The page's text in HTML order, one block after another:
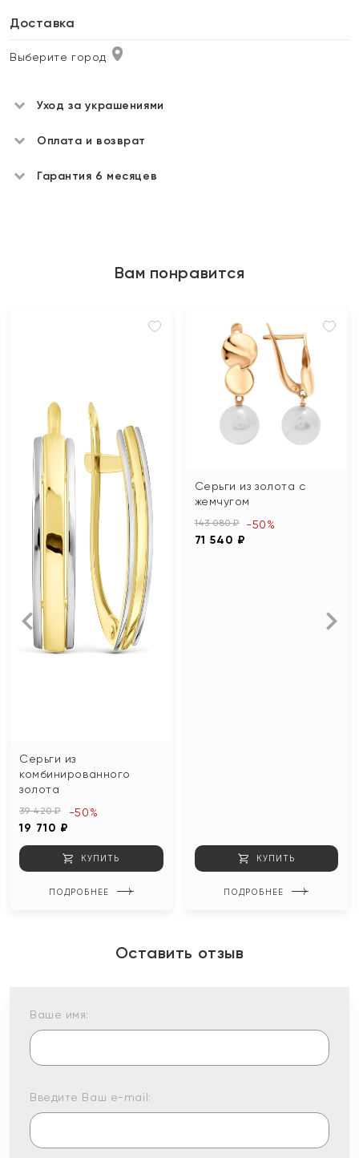
Доставка
Выберите город
Уход за украшениями
Оплата и возврат
Гарантия 6 месяцев
Вам понравится
Серьги из
комбинированного
золота
39 420 ₽
19 710 ₽
-50%
КУПИТЬ
ПОДРОБНЕЕ
Серьги из золота с
жемчугом
143 080 ₽
71 540 ₽
-50%
КУПИТЬ
ПОДРОБНЕЕ
Оставить отзыв
Ваше имя:
Введите Ваш e-mail: